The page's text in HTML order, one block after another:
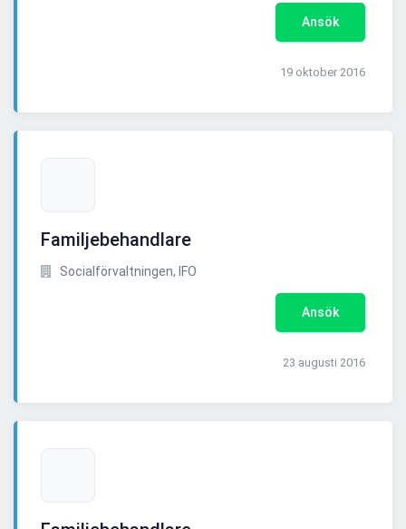
Ansök
19 oktober 2016
Familjebehandlare
Socialförvaltningen, IFO
Ansök
23 augusti 2016